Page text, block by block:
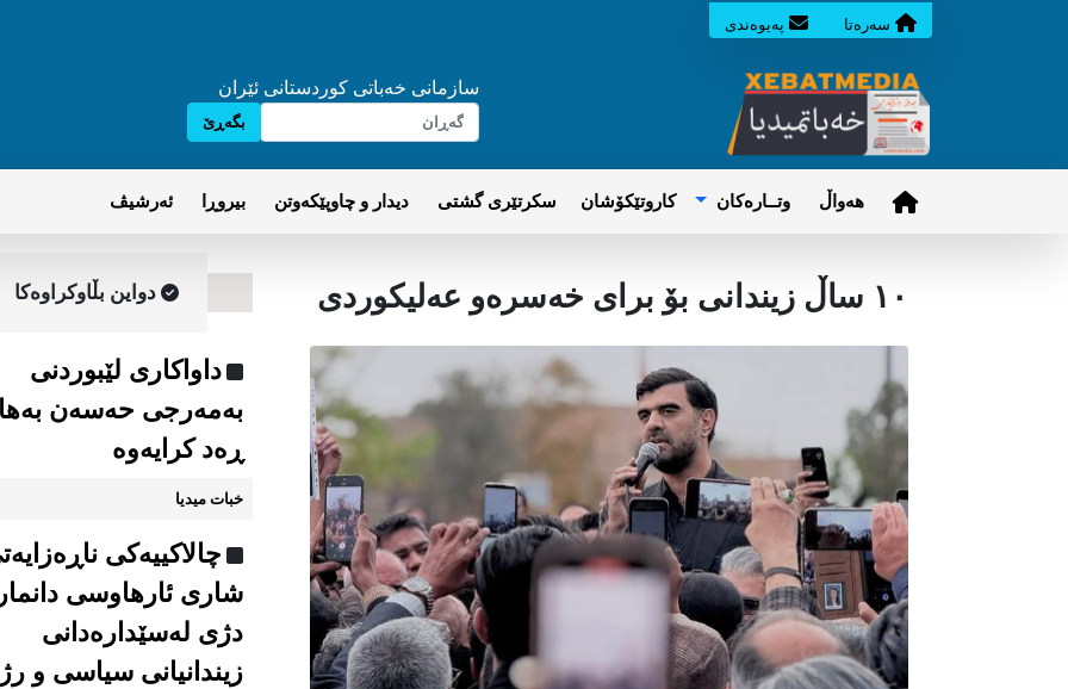
سه‌ره‌تا په‌یوه‌ندی
سازمانی خه‌باتی کوردستانی ئێران
بگه‌ڕێ
هه‌واڵ وتــاره‌کان کاروتێکۆشان سکرتێری گشتی دیدار و چاوپێكه‌وتن بیروڕا ئه‌رشیڤ
١٠ ساڵ زیندانی بۆ برای خەسرەو عەلیکوردی دواین بڵاوکراوه‌کا
داواکاری لێبوردنی
بەمەرجی حەسەن
ڕەد کرایەوە
خبات میدیا
چالاکییەکی
شاری ئارهاوسی
دژی لەسێدارەدانی
زیندانیانی سیاسی و